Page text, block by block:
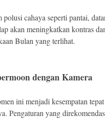
cahaya seperti pantai,
akan meningkatkan kontras
Bulan yang terlihat.
dengan Kamera
ini menjadi kesempatan
Pengaturan yang